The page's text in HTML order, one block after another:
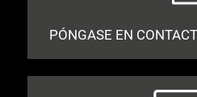
PÓNGASE EN